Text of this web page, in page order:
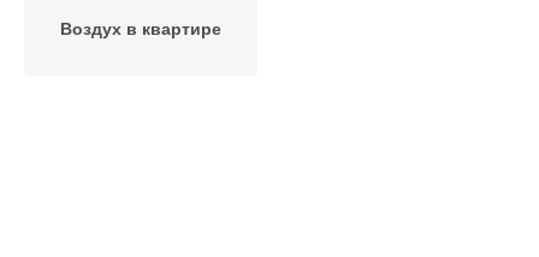
Воздух в квартире